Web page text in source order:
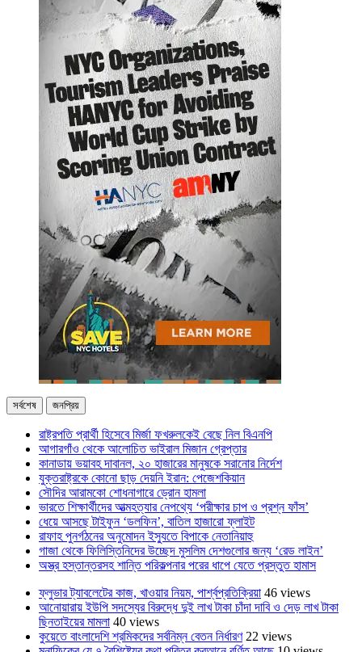
সর্বশেষ জনপ্রিয়
রাষ্ট্রপতি প্রার্থী হিসেবে মির্জা ফখরুলকেই বেছে নিল বিএনপি
আগারগাঁও থেকে আলোচিত ভাইরাল মিজান গ্রেপ্তার
কানাডায় ভয়াবহ দাবানল, ২০ হাজারের মানুষকে সরানোর নির্দেশ
যুক্তরাষ্ট্রকে কোনো ছাড় দেয়নি ইরান: পেজেশকিয়ান
সৌদির আরামকো শোধনাগারে ড্রোন হামলা
ভারতে শিক্ষার্থীদের আত্মহত্যার নেপথ্যে ‘পরীক্ষার চাপ ও প্রশ্ন ফাঁস’
ধেয়ে আসছে টাইফুন ‘ডলফিন’, বাতিল হাজারো ফ্লাইট
রাফাহ পুনর্গঠনের অনুমোদন ইস্যুতে বিপাকে নেতানিয়াহু
গাজা থেকে ফিলিস্তিনিদের উচ্ছেদ মুসলিম দেশগুলোর জন্য ‘রেড লাইন’
অস্ত্র হস্তান্তরসহ শান্তি পরিকল্পনার পরের ধাপে যেতে প্রস্তুত হামাস
ফ্লুভার ট্যাবলেটের কাজ, খাওয়ার নিয়ম, পার্শ্বপ্রতিক্রিয়া 46 views
আনোয়ারায় ইউপি সদস্যের বিরুদ্ধে দুই লাখ টাকা চাঁদা দাবি ও দেড় লাখ টাকা
ছিনতাইয়ের মামলা 40 views
কুয়েতে বাংলাদেশি শ্রমিকদের সর্বনিম্ন বেতন নির্ধারণ 22 views